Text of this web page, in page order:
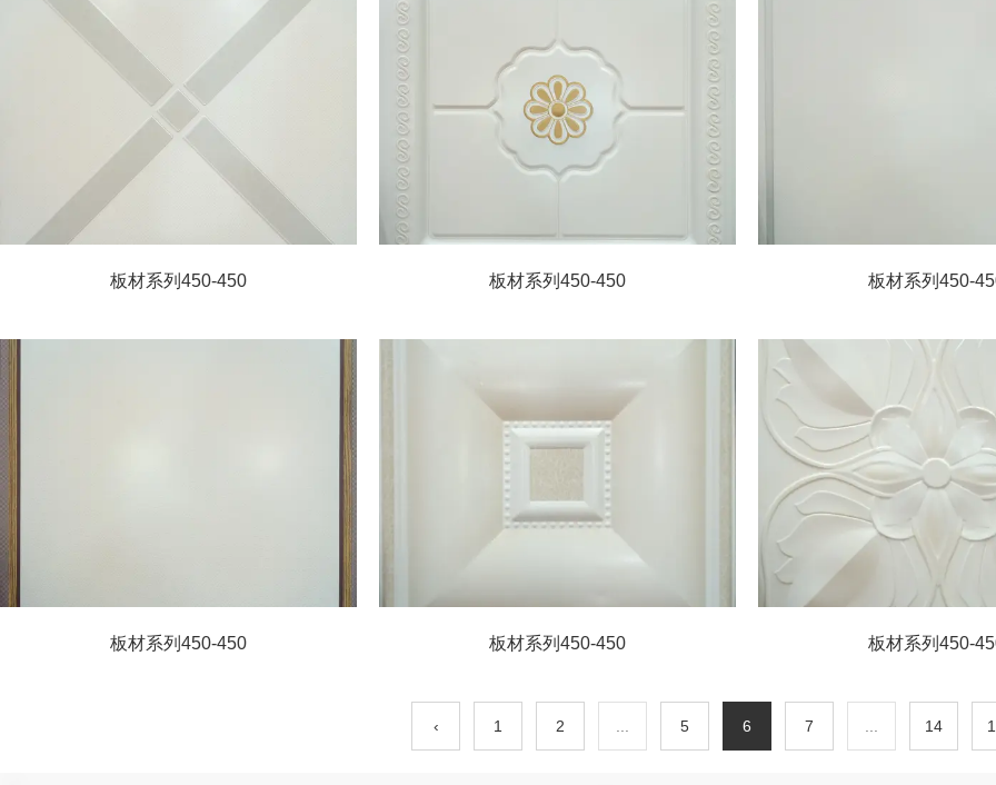
板材系列450-450 板材系列450-450 板材系列450-
板材系列450-450 板材系列450-450 板材系列450-
‹ 1 2 5 6 7 14